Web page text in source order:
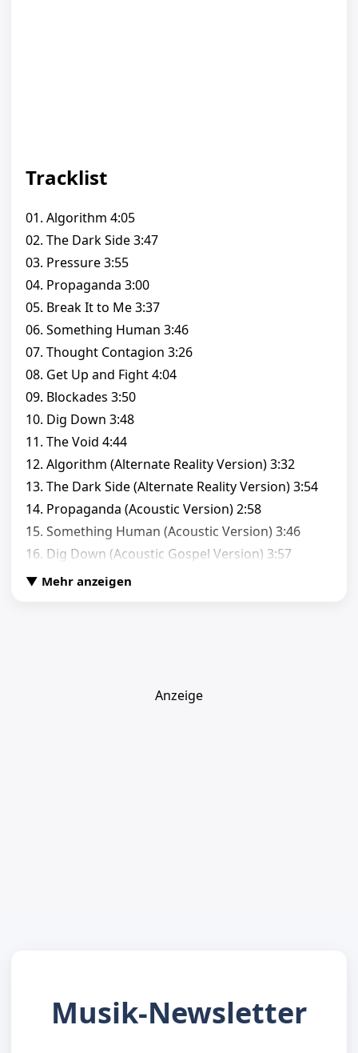
Tracklist
01. Algorithm 4:05
02. The Dark Side 3:47
03. Pressure 3:55
04. Propaganda 3:00
05. Break It to Me 3:37
06. Something Human 3:46
07. Thought Contagion 3:26
08. Get Up and Fight 4:04
09. Blockades 3:50
10. Dig Down 3:48
11. The Void 4:44
12. Algorithm (Alternate Reality Version) 3:32
13. The Dark Side (Alternate Reality Version) 3:54
14. Propaganda (Acoustic Version) 2:58
15. Something Human (Acoustic Version) 3:46
16. Dig Down (Acoustic Gospel Version) 3:57
▼ Mehr anzeigen
Anzeige
Musik-Newsletter